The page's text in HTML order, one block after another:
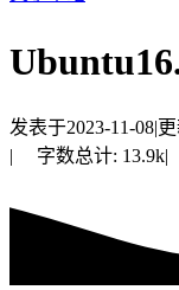
发表于2023-11-08|
|
字数总计: 13.9k|